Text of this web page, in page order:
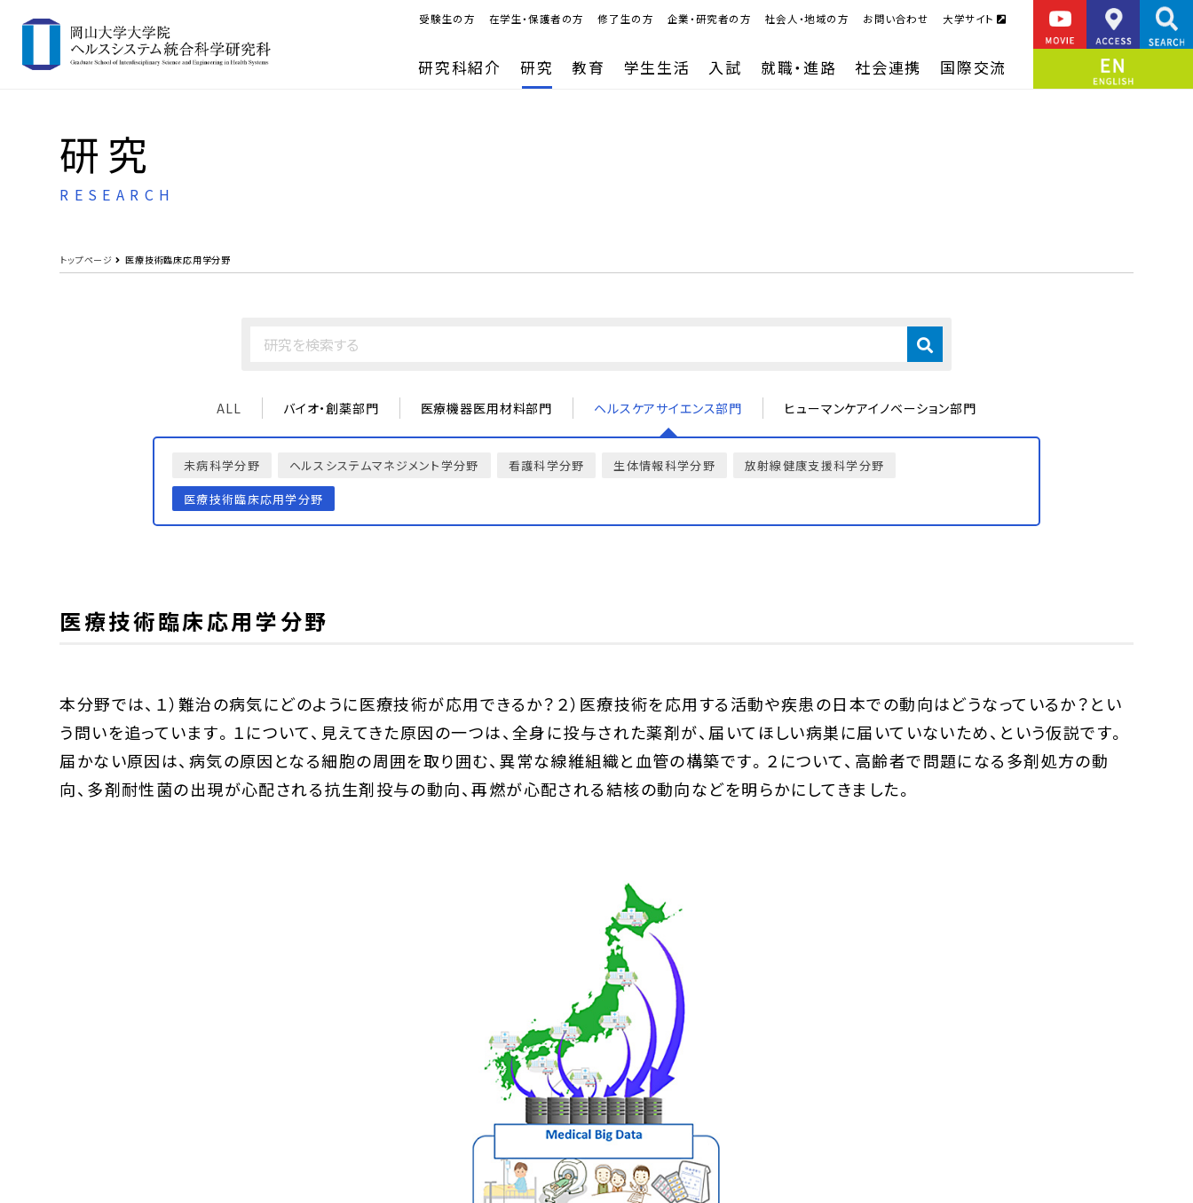
研究科紹介 研究 教育 学生生活 入試 就職・進路 社会連携 国際交流
受験生の方 在学生・保護者の方 修了生の方 企業・研究者の方 社会人・地域の方 お問い合わせ 大学サイト
研究
RESEARCH
トップページ 医療技術臨床応用学分野
ALL バイオ・創薬部門 医療機器医用材料部門 ヘルスケアサイエンス部門 ヒューマンケアイノベーション部門
未病科学分野 ヘルスシステムマネジメント学分野 看護科学分野 生体情報科学分野
放射線健康支援科学分野
医療技術臨床応用学分野
医療技術臨床応用学分野
本分野では、１）難治の病気にどのように医療技術が応用できるか？２）医療技術を応用する活動や疾患の日本での動向はどうなっているか？とい
う問いを追っています。１について、見えてきた原因の一つは、全身に投与された薬剤が、届いてほしい病巣に届いていないため、という仮説です。
届かない原因は、病気の原因となる細胞の周囲を取り囲む、異常な線維組織と血管の構築です。２について、高齢者で問題になる多剤処方の動
向、多剤耐性菌の出現が心配される抗生剤投与の動向、再燃が心配される結核の動向などを明らかにしてきました。